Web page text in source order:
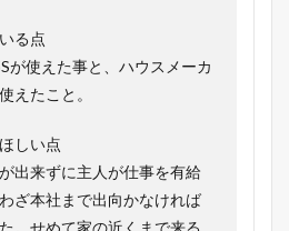
る点
が使えた事と、ハウスメーカ
えたこと。
しい点
出来ずに主人が仕事を有給
ざ本社まで出向かなければ